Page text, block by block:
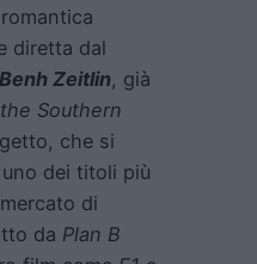
diretta dal
Benh Zeitlin, già
Southern
che si
dei titoli più
di
da Plan B